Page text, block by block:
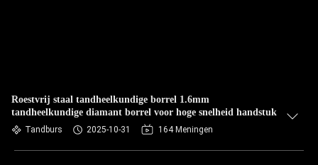
Roestvrij staal tandheelkundige borrel 1.6mm
tandheelkundige diamant borrel voor hoge snelheid handstuk
Tandburs 2025-10-31 164 Meningen